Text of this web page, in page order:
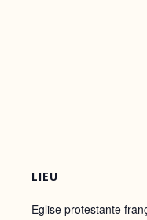
LIEU
Eglise protestante